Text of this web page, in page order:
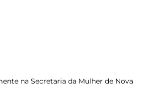
na Secretaria da Mulher de Nova